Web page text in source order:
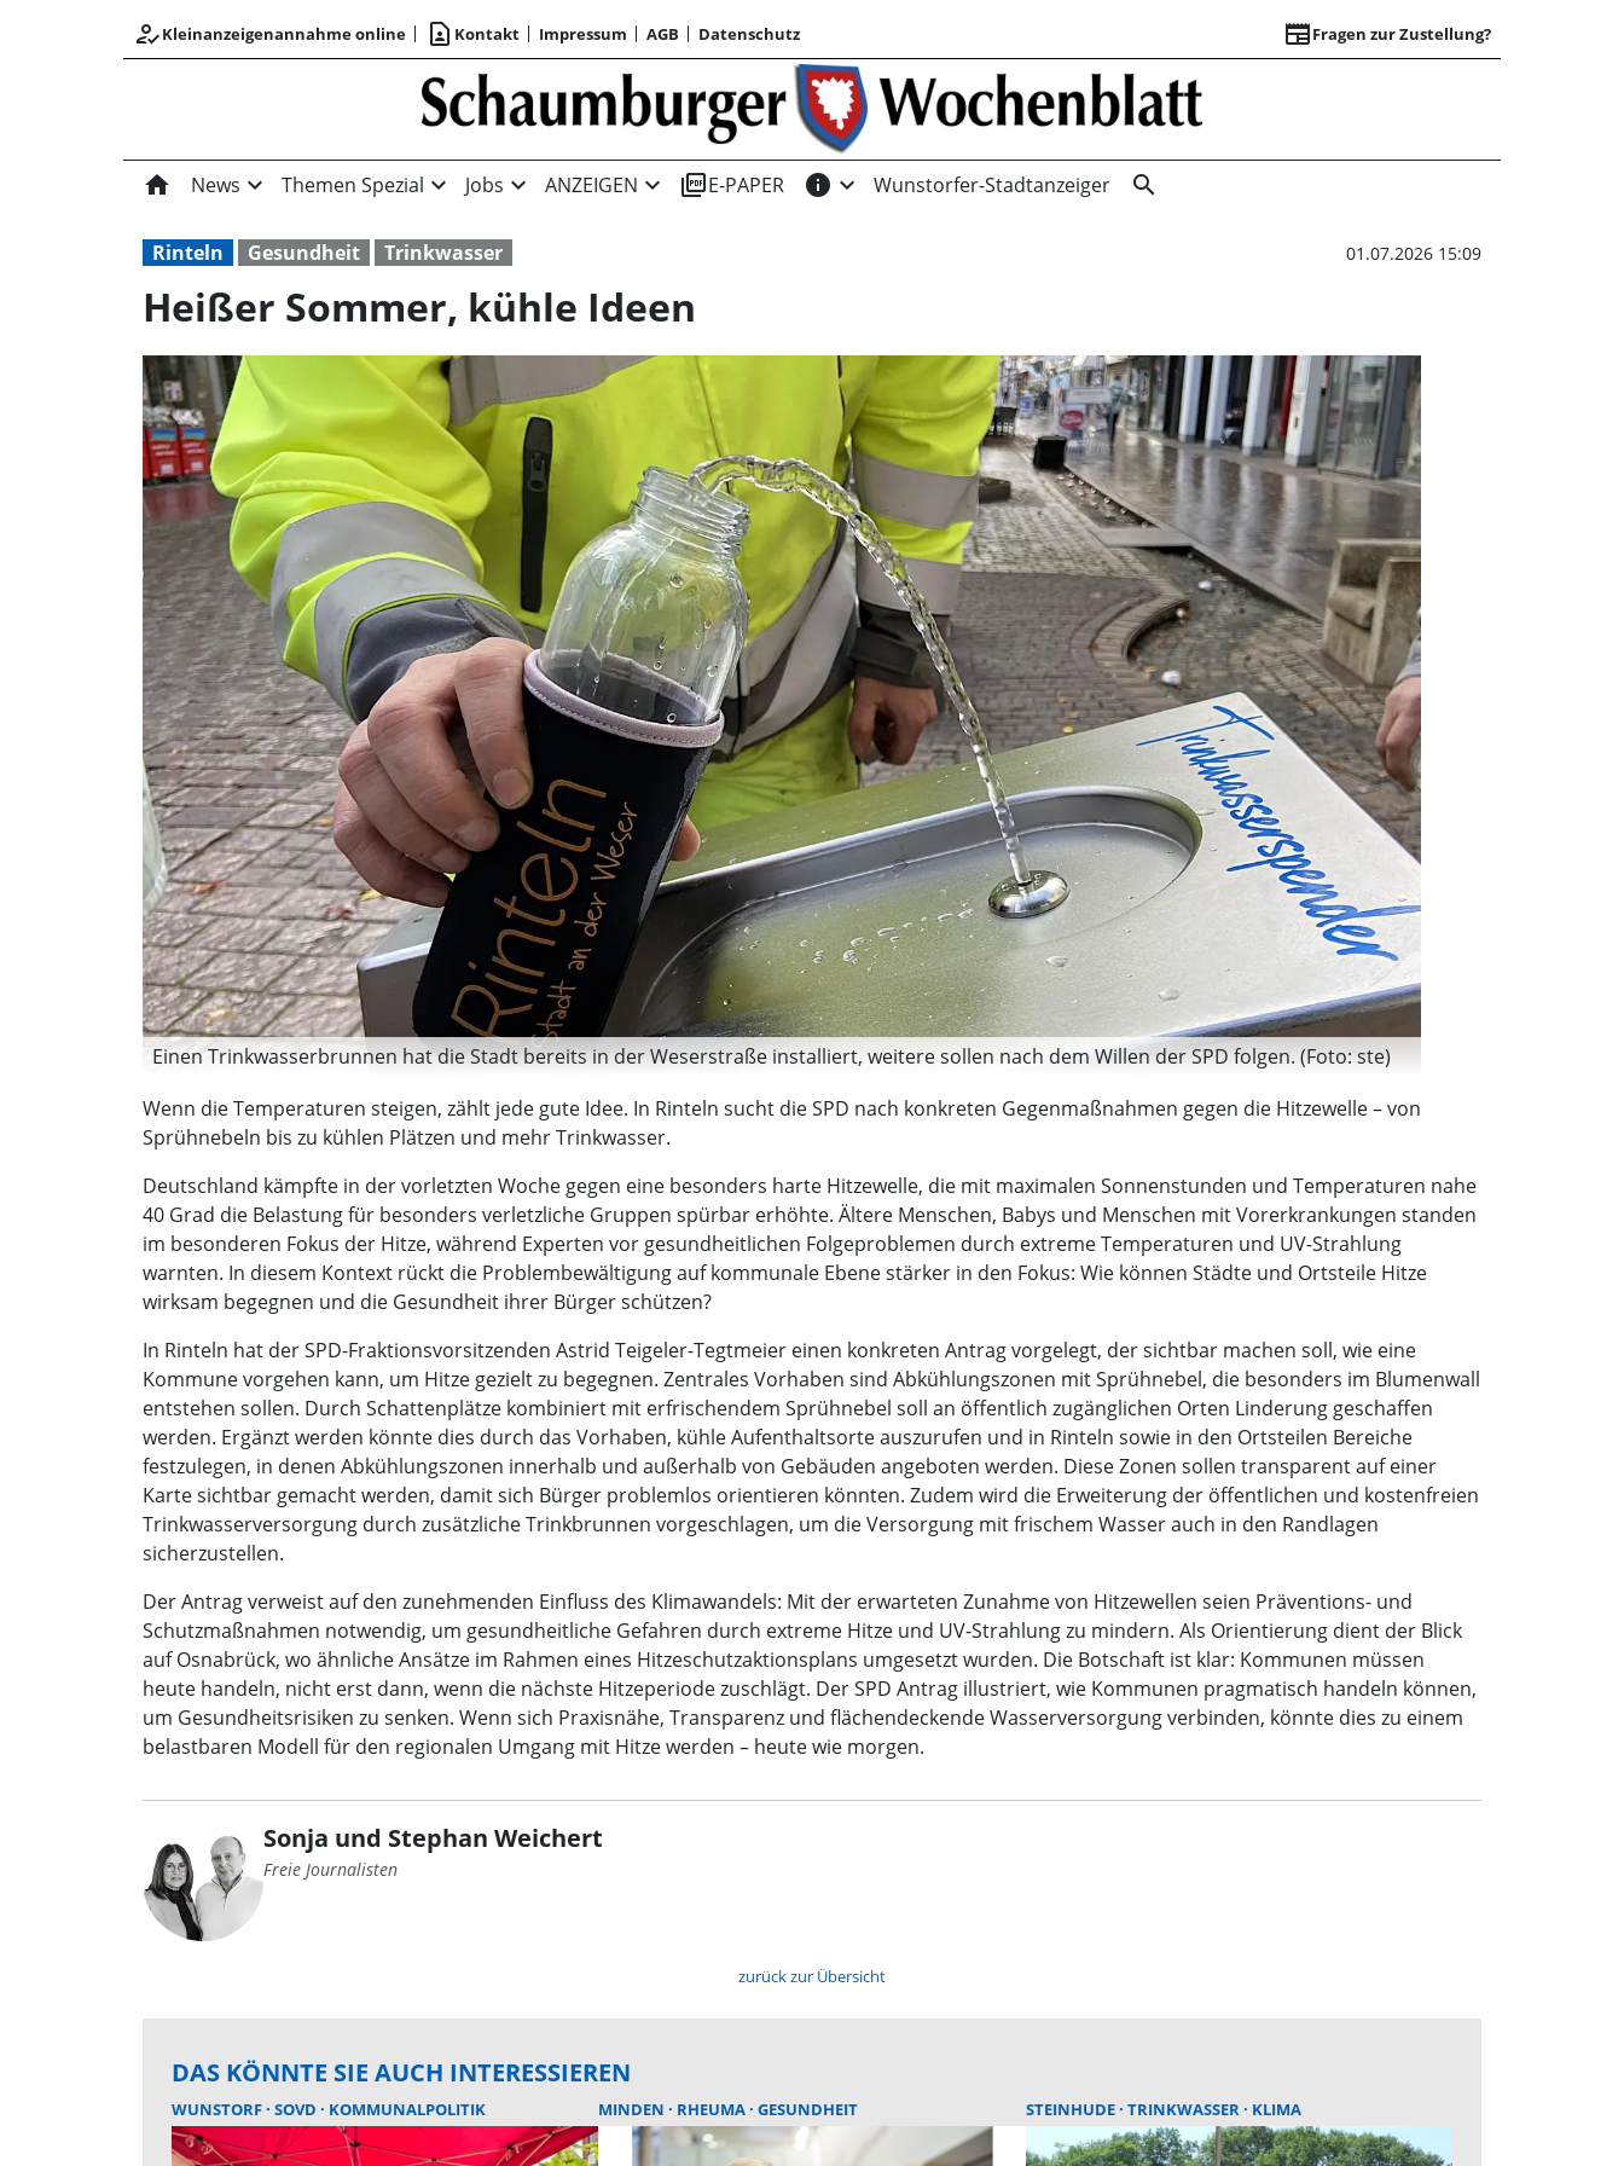
how_to_regKleinanzeigenannahme online contact_page Kontakt Impressum AGB Datenschutz newspaperFragen zur Zustellung?
Heißer Sommer,
home News expand_more Themen Spezial expand_more Jobs expand_more ANZEIGEN expand_more picture_as_pdfE-PAPER info expand_more Wunstorfer-Stadtanzeiger search
Rinteln Gesundheit Trinkwasser 01.07.2026 15:09
Heißer Sommer, kühle Ideen
Einen Trinkwasserbrunnen hat die Stadt bereits in der Weserstraße installiert, weitere sollen nach dem Willen der SPD folgen. (Foto: ste)
Wenn die Temperaturen steigen, zählt jede gute Idee. In Rinteln sucht die SPD nach konkreten Gegenmaßnahmen gegen die Hitzewelle – von
Sprühnebeln bis zu kühlen Plätzen und mehr Trinkwasser.
Deutschland kämpfte in der vorletzten Woche gegen eine besonders harte Hitzewelle, die mit maximalen Sonnenstunden und Temperaturen nahe
40 Grad die Belastung für besonders verletzliche Gruppen spürbar erhöhte. Ältere Menschen, Babys und Menschen mit Vorerkrankungen standen
im besonderen Fokus der Hitze, während Experten vor gesundheitlichen Folgeproblemen durch extreme Temperaturen und UV-Strahlung
warnten. In diesem Kontext rückt die Problembewältigung auf kommunale Ebene stärker in den Fokus: Wie können Städte und Ortsteile Hitze
wirksam begegnen und die Gesundheit ihrer Bürger schützen?
In Rinteln hat der SPD-Fraktionsvorsitzenden Astrid Teigeler-Tegtmeier einen konkreten Antrag vorgelegt, der sichtbar machen soll, wie eine
Kommune vorgehen kann, um Hitze gezielt zu begegnen. Zentrales Vorhaben sind Abkühlungszonen mit Sprühnebel, die besonders im Blumenwall
entstehen sollen. Durch Schattenplätze kombiniert mit erfrischendem Sprühnebel soll an öffentlich zugänglichen Orten Linderung geschaffen
werden. Ergänzt werden könnte dies durch das Vorhaben, kühle Aufenthaltsorte auszurufen und in Rinteln sowie in den Ortsteilen Bereiche
festzulegen, in denen Abkühlungszonen innerhalb und außerhalb von Gebäuden angeboten werden. Diese Zonen sollen transparent auf einer
Karte sichtbar gemacht werden, damit sich Bürger problemlos orientieren könnten. Zudem wird die Erweiterung der öffentlichen und kostenfreien
Trinkwasserversorgung durch zusätzliche Trinkbrunnen vorgeschlagen, um die Versorgung mit frischem Wasser auch in den Randlagen
sicherzustellen.
Der Antrag verweist auf den zunehmenden Einfluss des Klimawandels: Mit der erwarteten Zunahme von Hitzewellen seien Präventions- und
Schutzmaßnahmen notwendig, um gesundheitliche Gefahren durch extreme Hitze und UV-Strahlung zu mindern. Als Orientierung dient der Blick
auf Osnabrück, wo ähnliche Ansätze im Rahmen eines Hitzeschutzaktionsplans umgesetzt wurden. Die Botschaft ist klar: Kommunen müssen
heute handeln, nicht erst dann, wenn die nächste Hitzeperiode zuschlägt. Der SPD Antrag illustriert, wie Kommunen pragmatisch handeln können,
um Gesundheitsrisiken zu senken. Wenn sich Praxisnähe, Transparenz und flächendeckende Wasserversorgung verbinden, könnte dies zu einem
belastbaren Modell für den regionalen Umgang mit Hitze werden – heute wie morgen.
Sonja und Stephan Weichert
Freie Journalisten
zurück zur Übersicht
DAS KÖNNTE SIE AUCH INTERESSIEREN
WUNSTORF SOVD KOMMUNALPOLITIK MINDEN RHEUMA GESUNDHEIT STEINHUDE TRINKWASSER KLIMA